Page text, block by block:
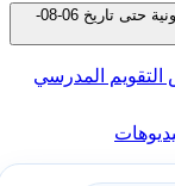
جميع الملفات المتوفرة في قسم الاختبارات الإلكترونية حتى تاريخ 06-08-
التقويم المدرسي